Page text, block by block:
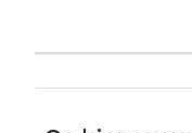
0788706730, E-